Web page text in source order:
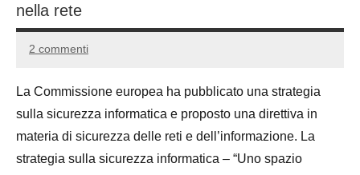
nella rete
21
2015
Andrea
2 commenti
La Commissione europea ha pubblicato una strategia
sulla sicurezza informatica e proposto una direttiva in
materia di sicurezza delle reti e dell’informazione. La
strategia sulla sicurezza informatica – “Uno spazio